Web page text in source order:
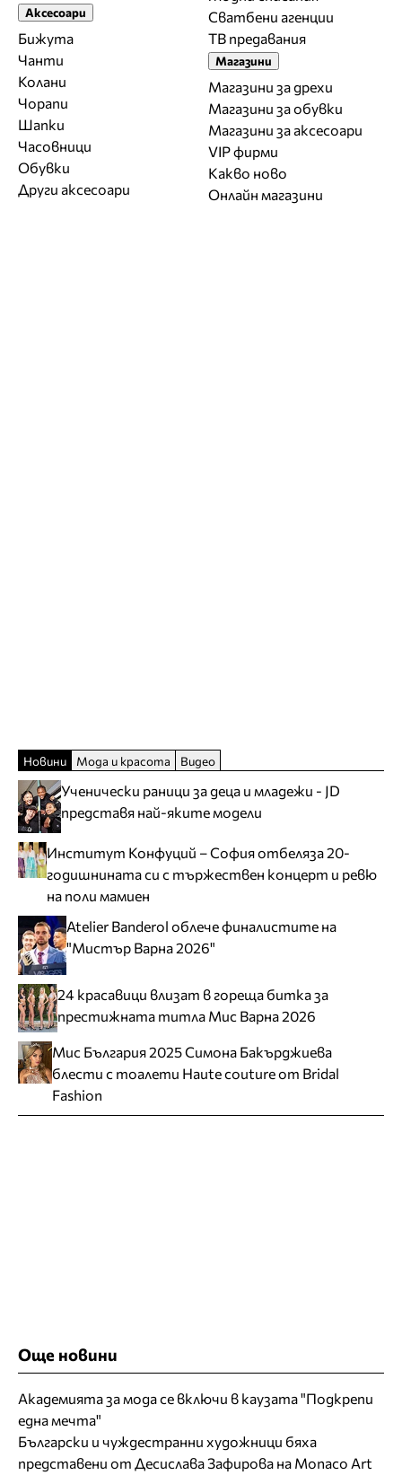
Аксесоари
Бижута
Чанти
Колани
Чорапи
Шапки
Часовници
Обувки
Други аксесоари
Сватбени агенции
ТВ предавания
Магазини
Магазини за дрехи
Магазини за обувки
Магазини за aксесоари
VIP фирми
Какво ново
Онлайн магазини
Новини Мода и красота Видео
Ученически раници за деца и младежи - JD
представя най-яките модели
Институт Конфуций – София отбеляза 20-
годишнината си с тържествен концерт и ревю
на поли мамиен
Atelier Banderol облече финалистите на
"Мистър Варна 2026"
24 красавици влизат в гореща битка за
престижната титла Мис Варна 2026
Мис България 2025 Симона Бакърджиева
блести с тоалети Haute couture от Bridal
Fashion
Още новини
Академията за мода се включи в каузата "Подкрепи
една мечта"
Български и чуждестранни художници бяха
представени от Десислава Зафирова на Monaco Art